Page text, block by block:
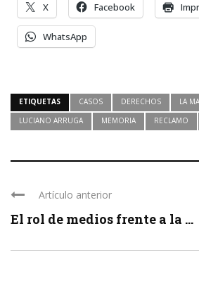
X Facebook
WhatsApp
ETIQUETAS CASOS DERECHOS
LA
LUCIANO ARRUGA
MEMORIA RECLAMO
Artículo anterior
El rol de medios frente a la ...